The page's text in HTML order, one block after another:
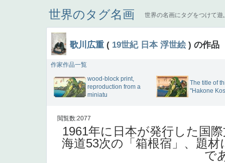
世界のタグ名画 世界の名画にタグをつけて遊
歌川広重 ( 19世紀 日本 浮世絵) の作品
作家作品一覧
wood-block print,
reproduction from a
miniatu
The title of
"Hakone
閲覧数:2077
1961年に日本が発行した国
海道53次の「箱根宿」、題
で